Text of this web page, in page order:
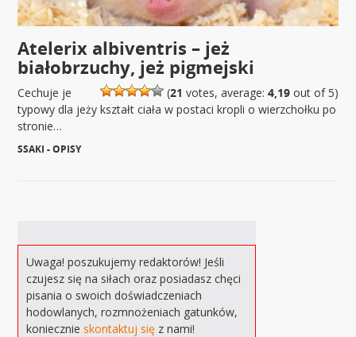
Atelerix albiventris – jeż
białobrzuchy, jeż pigmejski
(21 votes, average: 4,19out of 5)
Cechuje je
typowy dla jeży kształt ciała w postaci kropli o wierzchołku po
stronie…
SSAKI - OPISY
Uwaga! poszukujemy redaktorów! Jeśli
czujesz się na siłach oraz posiadasz chęci
pisania o swoich doświadczeniach
hodowlanych, rozmnożeniach gatunków,
koniecznieskontaktuj się z nami!